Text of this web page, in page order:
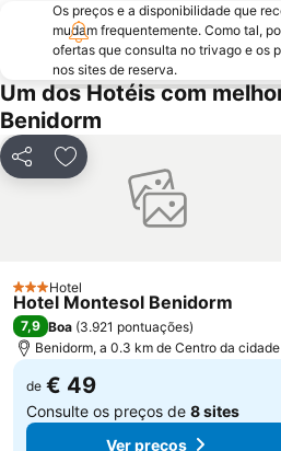
Torrellano
Marina de Denia
Casino Mediterráneo
Cala Mal Pas
Plaza de Toros de Alicante
Foietes
Os preços e a disponibilidade que
mudam frequentemente. Como tal,
ofertas que consulta no trivago e os
nos sites de reserva.
Um dos Hotéis com
Benidorm
PartilharAdicionar aos favoritos
3 Estrelas
Hotel
Hotel Montesol Benidorm
7,9 Boa (3.921 pontuações)
Benidorm, a 0.3 km de Centro da cidade
de € 49
Consulte os preços de 8 sites
Ver preços